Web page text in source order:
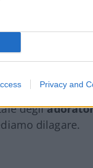
Privacy and
vendere cara la
degli
dilagare.